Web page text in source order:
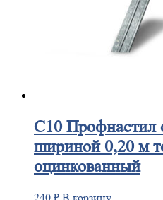
С10Профнастил
шириной 0,20 м
оцинкованный
240 ₽ В корзину